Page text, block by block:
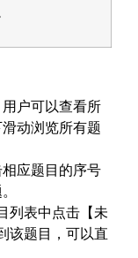
用户可以查看所
动浏览所有题
相应题目的序号
列表中点击【未
该题目，可以直